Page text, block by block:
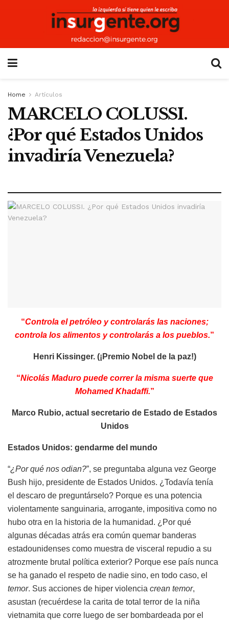
Home Artículos
MARCELO COLUSSI.
¿Por qué Estados Unidos
invadiría Venezuela?
“Controla el petróleo y controlarás las naciones;
controla los alimentos y controlarás a los pueblos.”
Henri Kissinger. (¡Premio Nobel de la paz!)
“Nicolás Maduro puede correr la misma suerte que
Mohamed Khadaffi.”
Marco Rubio, actual secretario de Estado de Estados
Unidos
Estados Unidos: gendarme del mundo
“¿Por qué nos odian?”, se preguntaba alguna vez George
Bush hijo, presidente de Estados Unidos. ¿Todavía tenía
el descaro de preguntárselo? Porque es una potencia
violentamente sanguinaria, arrogante, impositiva como no
hubo otra en la historia de la humanidad. ¿Por qué
algunas décadas atrás era común quemar banderas
estadounidenses como muestra de visceral repudio a su
atrozmente brutal política exterior? Porque ese país nunca
se ha ganado el respeto de nadie sino, en todo caso, el
temor. Sus acciones de hiper violencia crean temor,
asustan (recuérdese la carita de total terror de la niña
vietnamita que corre luego de ser bombardeada por el